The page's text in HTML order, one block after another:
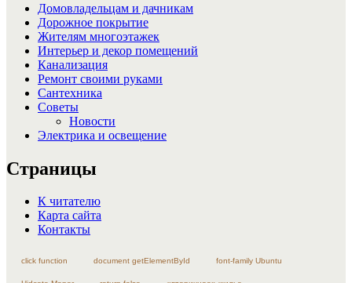
Домовладельцам и дачникам
Дорожное покрытие
Жителям многоэтажек
Интерьер и декор помещений
Канализация
Ремонт своими руками
Сантехника
Советы
Новости
Электрика и освещение
Страницы
К читателю
Карта сайта
Контакты
click function document getElementById font-family Ubuntu